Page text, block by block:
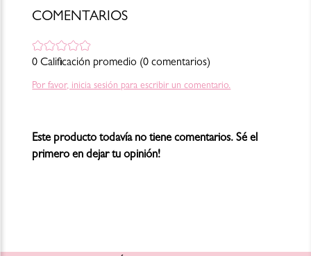
- Extracto de Corteza de Sauce BHA: Derivado de manera natural del
extracto de Corteza de Sauce que ayuda a purificar los poros.
humedad y calma la piel.
COMENTARIOS
0 Calificación promedio (0 comentarios)
Por favor, inicia sesión para escribir un comentario.
Este producto todavía no tiene comentarios. Sé el
primero en dejar tu opinión!